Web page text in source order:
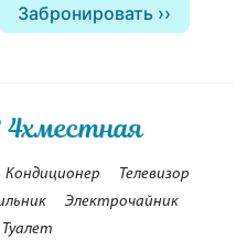
Забронировать
Кондиционер
Телевизор
Электрочайник
Туалет